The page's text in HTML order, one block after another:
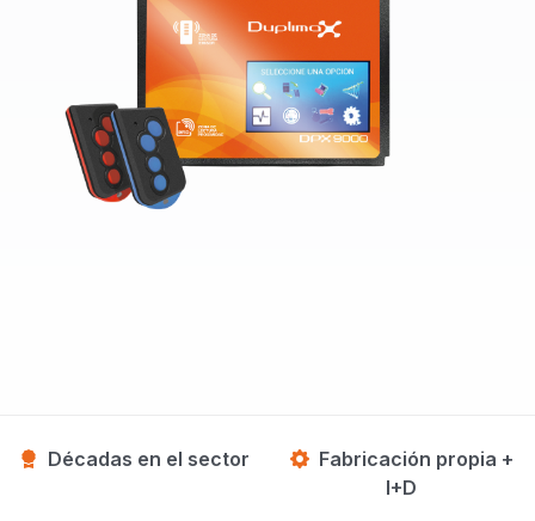
Décadas en el sector
Fabricación propia +
I+D